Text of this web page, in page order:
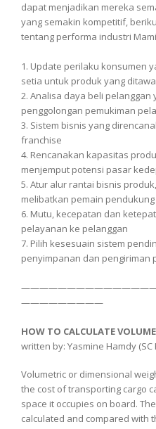
dapat menjadikan mereka
yang semakin kompetitif,
tentang performa industri
1. Update perilaku konsumen
setia untuk produk yang
2. Analisa daya beli
penggolongan pemukiman
3. Sistem bisnis yang
franchise
4. Rencanakan kapasitas
menjemput potensi pasar
5. Atur alur rantai bisnis
melibatkan pemain pendukung
6. Mutu, kecepatan dan
pelayanan ke pelanggan
7. Pilih kesesuain sistem
penyimpanan dan pengiriman
—————————
HOW TO CALCULATE
written by: Yasmine Hamdy
Volumetric or dimensional
the cost of transporting cargo
space it occupies on board.
calculated and compared with